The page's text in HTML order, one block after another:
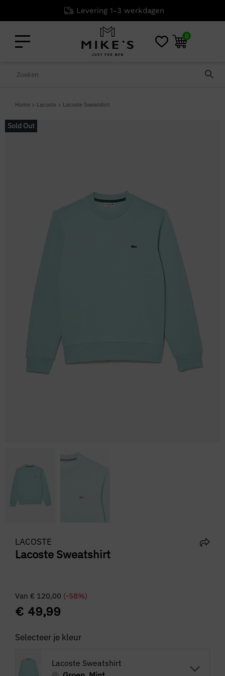
Levering 1-3 werkdagen
0
Home > Lacoste > Lacoste Sweatshirt
Sold Out
LACOSTE
Lacoste Sweatshirt
Van € 120,00 (-58%)
€ 49,99
Selecteer je kleur
Lacoste Sweatshirt